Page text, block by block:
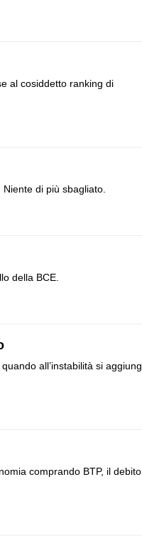
al cosiddetto ranking di
di più sbagliato.
della BCE.
all’instabilità si
comprando BTP, il debito